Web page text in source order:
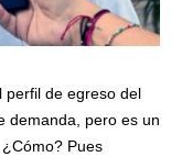
perfil de egreso del
demanda, pero es un
Pues